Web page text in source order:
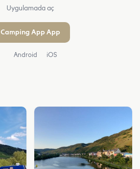
Uygulamada aç
Camping App App
Android iOS